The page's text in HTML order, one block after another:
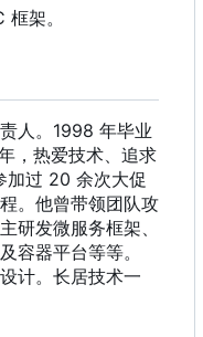
架。
人。1998 年毕业
， 热爱技术、追求
加过 20 余次大促
。他曾带领团队攻
研发微服务框架、
容器平台等等。
计。长居技术一